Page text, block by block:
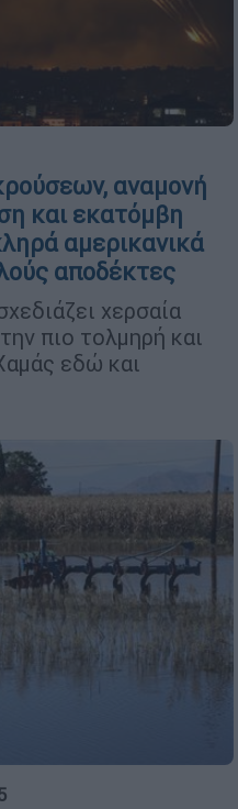
αναμονή
και εκατόμβη
αμερικανικά
αποδέκτες
χερσαία
πιο τολμηρή και
εδώ και